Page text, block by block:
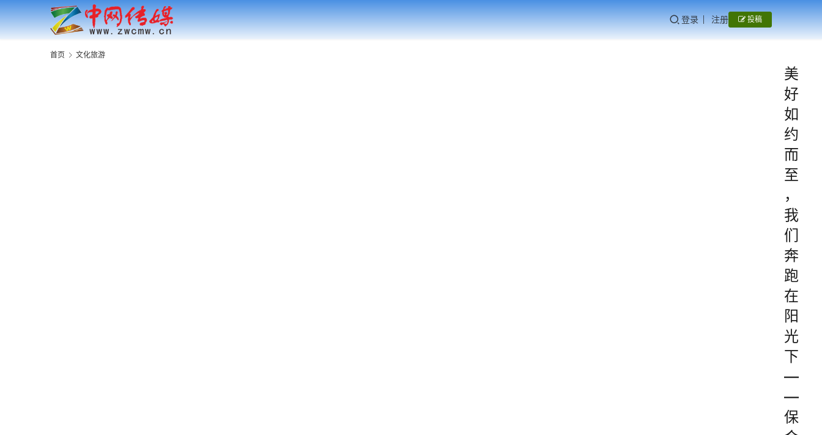
登录 注册 投稿
首页 文化旅游
美
好
如
约
而
至
，
我
们
奔
跑
在
阳
光
下
—
—
保